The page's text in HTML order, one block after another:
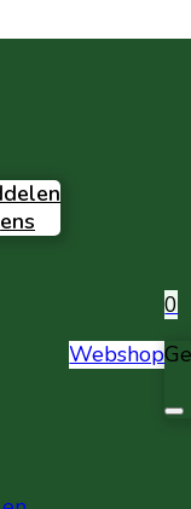
Webshop
0